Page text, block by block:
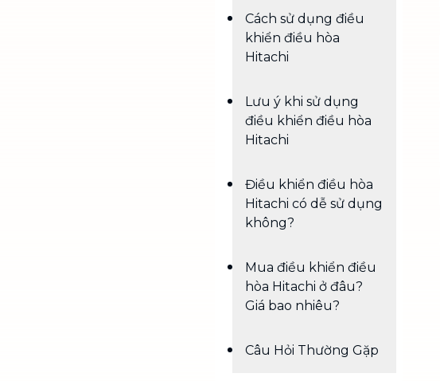
Cách sử dụng điều
khiển điều hòa
Hitachi
Lưu ý khi sử dụng
điều khiển điều hòa
Hitachi
Điều khiển điều hòa
Hitachi có dễ sử dụng
không?
Mua điều khiển điều
hòa Hitachi ở đâu?
Giá bao nhiêu?
Câu Hỏi Thường Gặp